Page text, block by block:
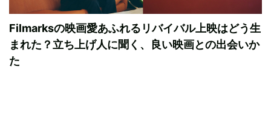
Filmarksの映画愛あふれるリバイバル上映はどう生
まれた？立ち上げ人に聞く、良い映画との出会いか
た